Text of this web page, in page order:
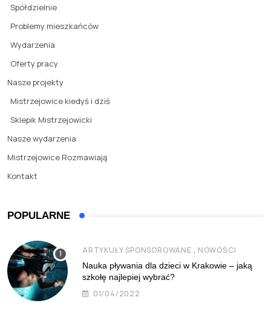
Spółdzielnie
Problemy mieszkańców
Wydarzenia
Oferty pracy
Nasze projekty
Mistrzejowice kiedyś i dziś
Sklepik Mistrzejowicki
Nasze wydarzenia
Mistrzejowice Rozmawiają
Kontakt
POPULARNE
ARTYKUŁY SPONSOROWANE , NOWOŚCI
Nauka pływania dla dzieci w Krakowie – jaką
szkołę najlepiej wybrać?
01/04/2022